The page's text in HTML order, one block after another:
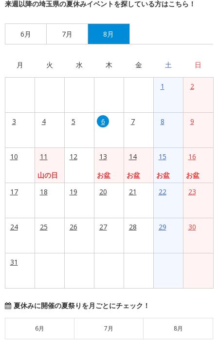
来週以降の埼玉県の夏休みイベントを探している方はこちら！
6月 7月 8月
月 火 水 木 金 土 日
1 2
3 4 5 6 7 8 9
10
11
山の日
12
13
お盆
14
お盆
15
お盆
16
お盆
17
18 19 20 21 22 23
24 25 26 27 28 29 30
31
夏休みに開催の夏祭りを月ごとにチェック！
6月 7月 8月